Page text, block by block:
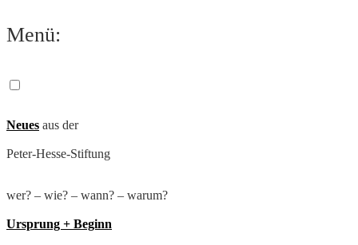
Zum
springen
Menü:
Neues aus der
Peter-Hesse-Stiftung
wer? – wie? – wann? – warum?
Ursprung + Beginn